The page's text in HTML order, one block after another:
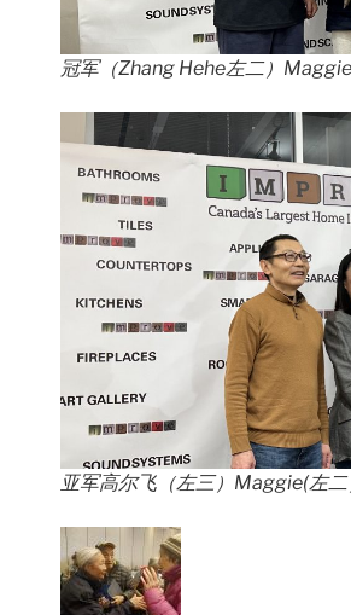
冠军（Zhang Hehe左二）
亚军高尔飞（左三）Maggie(左二